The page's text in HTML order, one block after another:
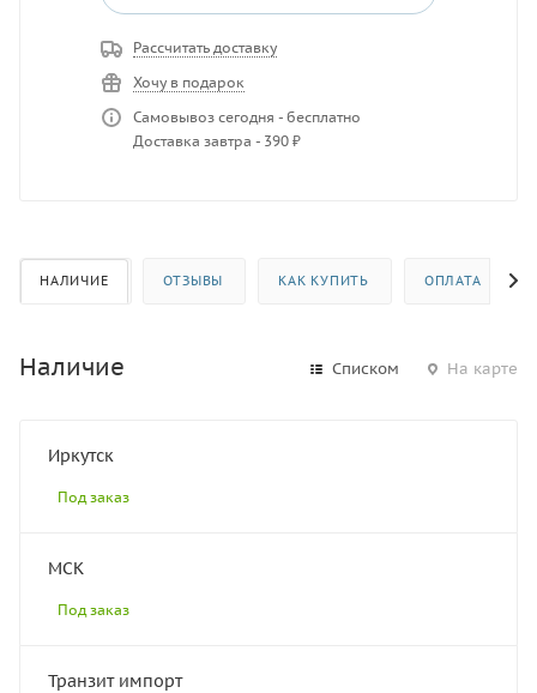
Рассчитать доставку
Хочу в подарок
Самовывоз сегодня - бесплатно
Доставка завтра - 390 ₽
НАЛИЧИЕ ОТЗЫВЫ КАК КУПИТЬ ОПЛАТА
Наличие Списком На карте
Иркутск
Под заказ
МСК
Под заказ
Транзит импорт